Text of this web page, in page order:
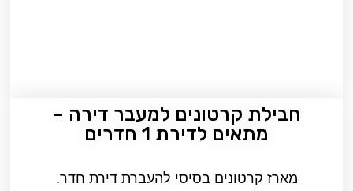
חבילת קרטונים למעבר דירה –
מתאים לדירת 1 חדרים
מארז קרטונים בסיסי להעברת דירת חדר.